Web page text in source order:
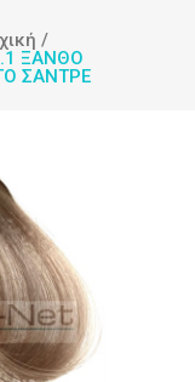
/
ΞΑΝΘΟ
ΣΑΝΤΡΕ